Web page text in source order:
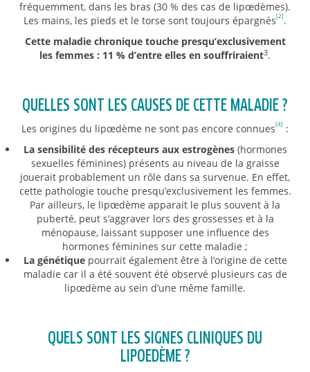
fréquemment, dans les bras (30 % des cas de lipœdèmes).
Les mains, les pieds et le torse sont toujours épargnés[2] .
Cette maladie chronique touche presqu’exclusivement
les femmes : 11 % d’entre elles en souffriraient3.
QUELLES SONT LES CAUSES DE CETTE MALADIE ?
Les origines du lipœdème ne sont pas encore connues[4] :
La sensibilité des récepteurs aux estrogènes(hormones
sexuelles féminines) présents au niveau de la graisse
jouerait probablement un rôle dans sa survenue. En effet,
cette pathologie touche presqu’exclusivement les femmes.
Par ailleurs, le lipœdème apparait le plus souvent à la
puberté, peut s’aggraver lors des grossesses et à la
ménopause, laissant supposer une influence des
hormones féminines sur cette maladie ;
La génétiquepourrait également être à l’origine de cette
maladie car il a été souvent été observé plusieurs cas de
lipœdème au sein d’une même famille.
QUELS SONT LES SIGNES CLINIQUES DU
LIPOEDÈME ?